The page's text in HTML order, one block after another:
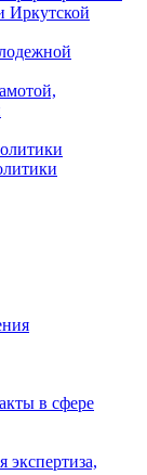
Иркутской
в сфере
экспертиза,